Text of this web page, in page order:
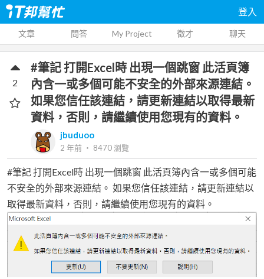
登入
文章 問答 My Project 徵才 聊天
#筆記 打開Excel時 出現一個跳窗 此活頁簿
內含一或多個可能不安全的外部來源連結。
如果您信任該連結，請更新連結以取得最新
資料，否則，請繼續使用您現有的資料。
jbuduoo
2 年前 ‧ 8470瀏覽
2
#筆記 打開Excel時 出現一個跳窗 此活頁簿內含一或多個可能
不安全的外部來源連結。 如果您信任該連結，請更新連結以
取得最新資料，否則，請繼續使用您現有的資料。